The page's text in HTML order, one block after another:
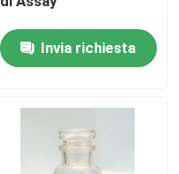
Invia richiesta